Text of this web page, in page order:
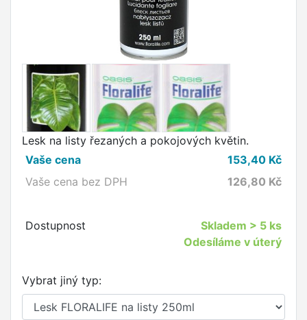
Lesk na listy řezaných a pokojových květin.
Vaše cena
153,40 Kč
Vaše cena bez DPH
126,80 Kč
Dostupnost Skladem > 5 ks
Odesíláme v úterý
Vybrat jiný typ: